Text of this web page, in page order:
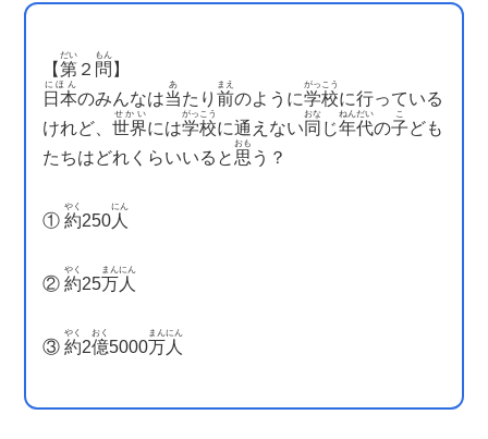
【第
だい
２ 問
もん
】
日本
にほん
のみんなは当
あ
たり前
まえ
のように学校
がっこう
に行っている
けれど、世界
せかい
には学校
がっこう
に通えない同
おな
じ年代
ねんだい
の子
こ
ども
たちはどれくらいいると 思
おも
う？
①約
やく
250 人
にん
②約
やく
25万人
まんにん
③約
やく
2億
おく
5000万人
まんにん